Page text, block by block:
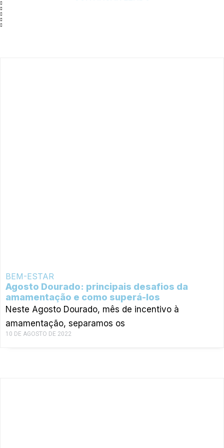
BEM-ESTAR
Agosto Dourado: principais desafios da
amamentação e como superá-los
Neste Agosto Dourado, mês de incentivo à
amamentação, separamos os
10 DE AGOSTO DE 2022